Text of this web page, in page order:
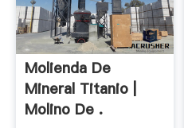
Molienda De
Mineral Titanio |
Molino De .